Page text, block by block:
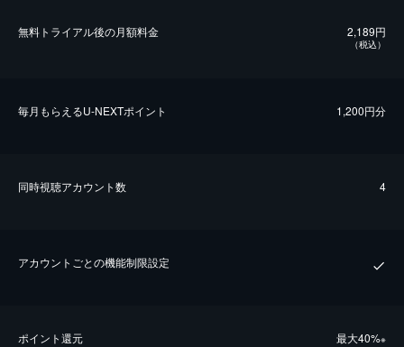
無料トライアル後の⽉額料金 2,189円
（税込）
毎⽉もらえるU-NEXTポイント 1,200円分
同時視聴アカウント数 4
アカウントごとの機能制限設定
ポイント還元 最⼤40%※